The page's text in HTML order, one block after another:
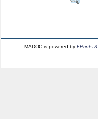
MADOC is powered byEPrints 3